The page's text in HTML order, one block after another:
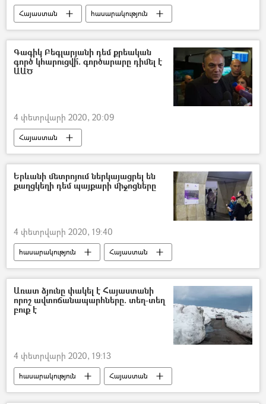
Հայաստան
հասարակություն
մշակույթ
Ջամալա
Համերգ
Երևան
երևանցիներ
Գագիկ Բեգլարյանի դեմ քրեական
գործ կհարուցվի՞. գործարարը դիմել է
ԱԱԾ
4 փետրվարի 2020, 20:09
Հայաստան
ՀՀ ազգային անվտանգության ծառայություն. ԱԱԾ
Գագիկ Բեգլարյան
Կաշառք
Քրեական գործ
Երևանի մետրոյում ներկայացրել են
քաղցկեղի դեմ պայքարի միջոցները
4 փետրվարի 2020, 19:40
հասարակություն
Հայաստան
քաղցկեղ
Ցուցահանդես
Առատ ձյունը փակել է Հայաստանի
որոշ ավտոճանապարհները. տեղ-տեղ
բուք է
4 փետրվարի 2020, 19:13
հասարակություն
Հայաստան
Ճանապարհ
ձյուն
ձմեռ